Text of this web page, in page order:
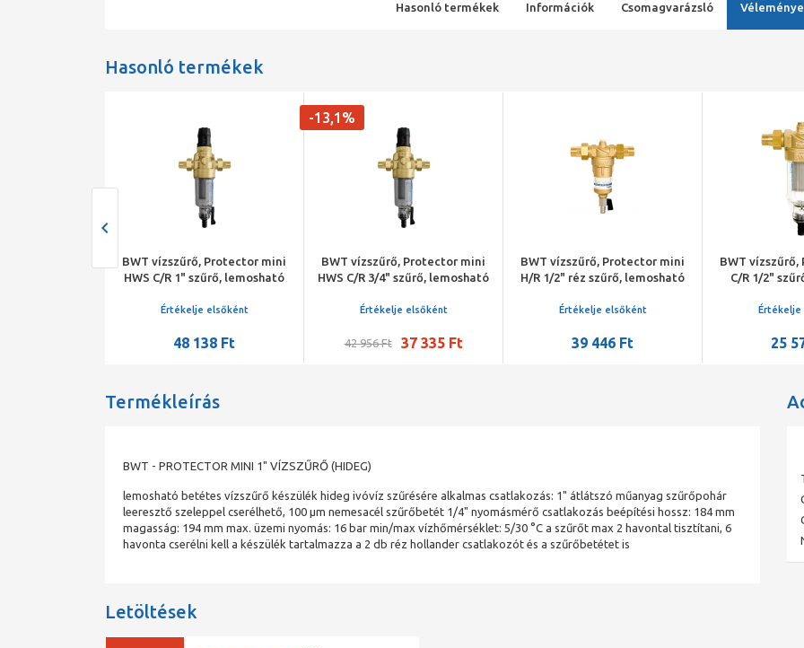
Hasonló termékek Információk Csomagvarázsló
Hasonló termékek
BWT vízszűrő, Protector mini
HWS C/R 1" szűrő, lemosható
nyomáscsökkentővel, 3,5 m3/h
Értékelje elsőként
48 138 Ft
BWT vízszűrő, Protector mini
HWS C/R 3/4" szűrő, lemosható
nyomáscsökkentővel, 2,8 m3/h
-13,1%
Értékelje elsőként
42 956 Ft 37 335 Ft
BWT vízszűrő, Protector mini
H/R 1/2" réz szűrő, lemosható
Értékelje elsőként
39 446 Ft
BWT
C/R 1/2"
Értékelje
25
Termékleírás
BWT - PROTECTOR MINI 1" VÍZSZŰRŐ (HIDEG)
lemosható betétes vízszűrő készülék hideg ivóvíz szűrésére alkalmas csatlakozás: 1" átlátszó műanyag szűrőpohár
leeresztő szeleppel cserélhető, 100 µm nemesacél szűrőbetét 1/4" nyomásmérő csatlakozás beépítési hossz: 184 mm
magasság: 194 mm max. üzemi nyomás: 16 bar min/max vízhőmérséklet: 5/30 °C a szűrőt max 2 havontal tisztítani, 6
havonta cserélni kell a készülék tartalmazza a 2 db réz hollander csatlakozót és a szűrőbetétet is
Letöltések